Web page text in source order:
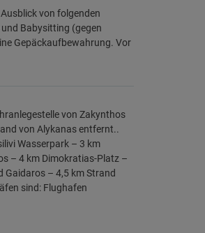
von folgenden
und Babysitting (gegen
Gepäckaufbewahrung. Vor
von Zakynthos
von Alykanas entfernt..
Wasserpark – 3 km
– 4 km Dimokratias-Platz –
Gaidaros – 4,5 km Strand
sind: Flughafen